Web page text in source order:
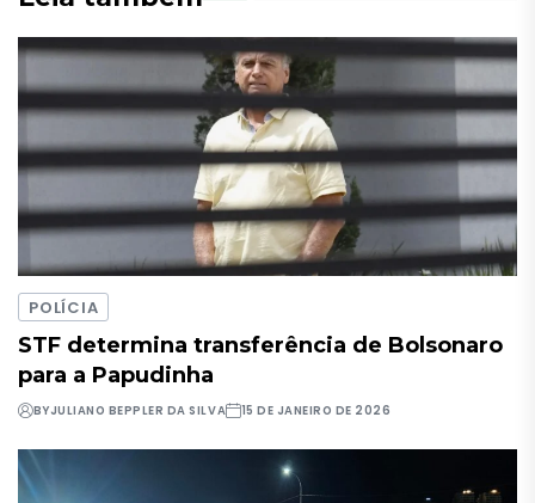
POLÍCIA
STF determina transferência de Bolsonaro
para a Papudinha
BYJULIANO BEPPLER DA SILVA 15 DE JANEIRO DE 2026